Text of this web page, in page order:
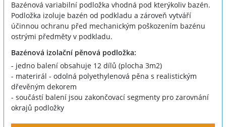
Bazénová variabilní podložka vhodná pod kterýkoliv bazén.
Podložka izoluje bazén od podkladu a zároveň vytváří
účinnou ochranu před mechanickým poškozením bazénu
ostrými předměty v podkladu.
Bazénová izolační pěnová podložka:
- jedno balení obsahuje 12 dílů (plocha 3m2)
- materirál - odolná polyethylenová pěna s realistickým
dřevěným dekorem
- součástí balení jsou zakončovací segmenty pro zarovnání
okrajů podložky